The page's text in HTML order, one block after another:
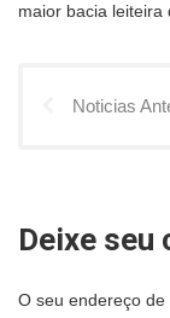
maior bacia leiteira
Noticias
Deixe seu
O seu endereço